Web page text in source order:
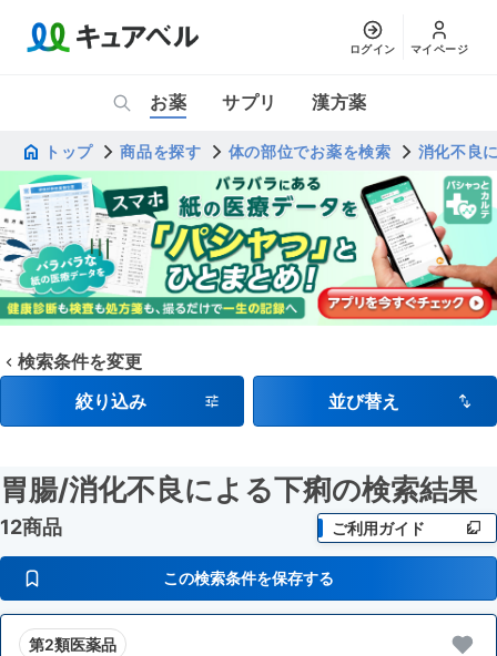
ログイン マイページ
お薬 サプリ 漢方薬
トップ 商品を探す 体の部位でお薬を検索 消化不良
検索条件を変更
絞り込み
並び替え
胃腸/消化不良による下痢の検索結果
12商品 ご利用ガイド
この検索条件を保存する
第2類医薬品